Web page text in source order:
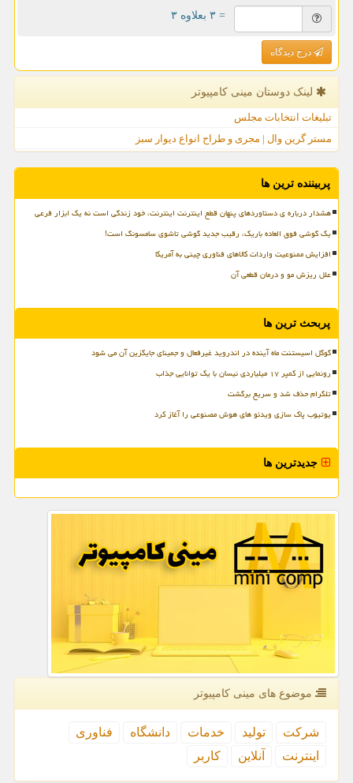
= ۳ بعلاوه ۳
درج دیدگاه
لینک دوستان مینی كامپیوتر
تبلیغات انتخابات مجلس
مستر گرین وال | مجری و طراح انواع دیوار سبز
پربیننده ترین ها
هشدار درباره ی دستاوردهای پنهان قطع اینترنت اینترنت، خود زندگی است نه یک ابزار فرعی
یک گوشی فوق العاده باریک، رقیب جدید گوشی تاشوی سامسونگ است!
افزایش ممنوعیت واردات کالاهای فناوری چینی به آمریکا
علل ریزش مو و درمان قطعی آن
پربحث ترین ها
گوگل اسیستنت ماه آینده در اندروید غیرفعال و جمینای جایگزین آن می شود
رونمایی از کمپر ۱۷ میلیاردی نیسان با یک توانایی جذاب
تلگرام حذف شد و سریع برگشت
یوتیوب پاک سازی ویدئو های هوش مصنوعی را آغاز کرد
جدیدترین ها
موضوع های مینی كامپیوتر
شركت تولید خدمات دانشگاه
فناوری
اینترنت
آنلاین كاربر